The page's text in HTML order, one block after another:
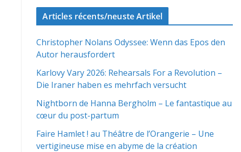
Articles récents/neuste Artikel
Christopher Nolans Odyssee: Wenn das Epos den
Autor herausfordert
Karlovy Vary 2026: Rehearsals For a Revolution –
Die Iraner haben es mehrfach versucht
Nightborn de Hanna Bergholm – Le fantastique au
cœur du post-partum
Faire Hamlet ! au Théâtre de l’Orangerie – Une
vertigineuse mise en abyme de la création